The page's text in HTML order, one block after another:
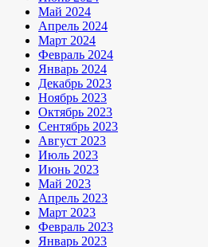
Май 2024
Апрель 2024
Март 2024
Февраль 2024
Январь 2024
Декабрь 2023
Ноябрь 2023
Октябрь 2023
Сентябрь 2023
Август 2023
Июль 2023
Июнь 2023
Май 2023
Апрель 2023
Март 2023
Февраль 2023
Январь 2023